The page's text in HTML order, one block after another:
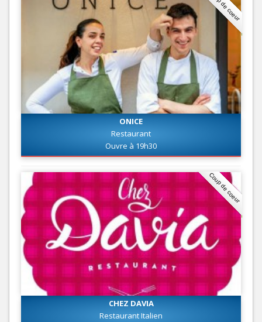
ONICE
Restaurant
Ouvre à 19h30
Coup de coeur
CHEZ DAVIA
Restaurant Italien